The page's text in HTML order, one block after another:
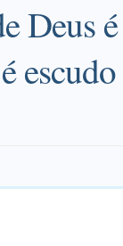
Deus